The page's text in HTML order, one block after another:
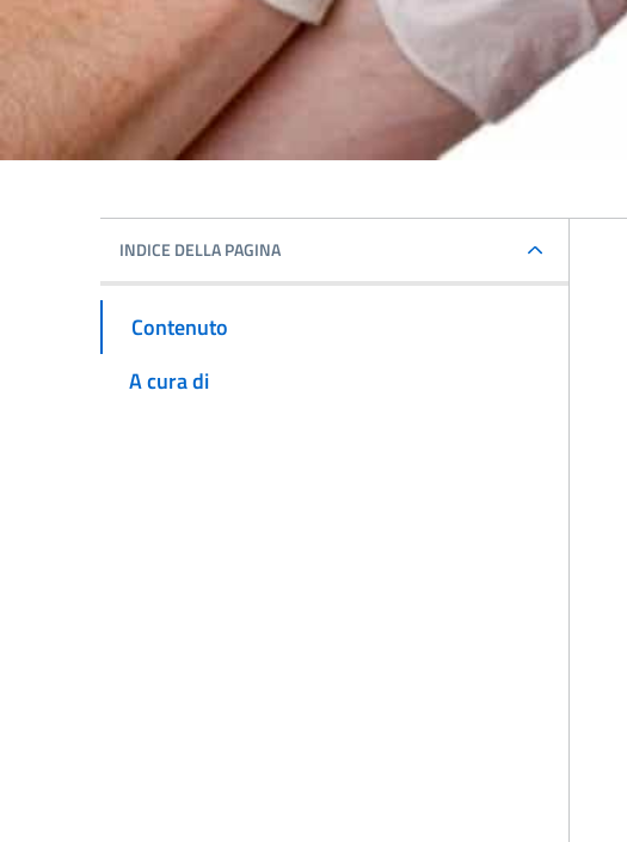
INDICE DELLA PAGINA
Contenuto
A cura di